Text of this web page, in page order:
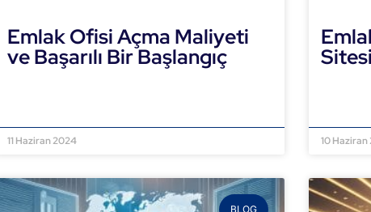
Emlak Ofisi Açma Maliyeti
ve Başarılı Bir Başlangıç
11 Haziran 2024 10
BLOG